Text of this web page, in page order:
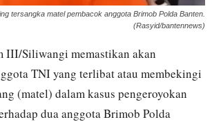
tersangka matel pembacok anggota Brimob Polda Banten.
(Rasyid/bantennews)
III/Siliwangi memastikan akan
TNI yang terlibat atau membekingi
(matel) dalam kasus pengeroyokan
dua anggota Brimob Polda